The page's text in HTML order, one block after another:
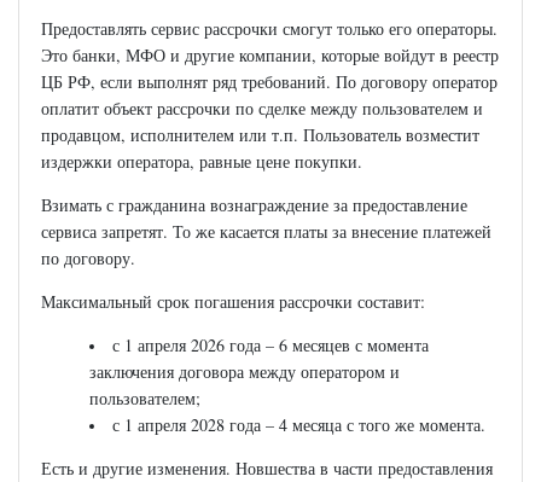
Предоставлять сервис рассрочки смогут только его операторы.
Это банки, МФО и другие компании, которые войдут в реестр
ЦБ РФ, если выполнят ряд требований. По договору оператор
оплатит объект рассрочки по сделке между пользователем и
продавцом, исполнителем или т.п. Пользователь возместит
издержки оператора, равные цене покупки.
Взимать с гражданина вознаграждение за предоставление
сервиса запретят. То же касается платы за внесение платежей
по договору.
Максимальный срок погашения рассрочки составит:
с 1 апреля 2026 года – 6 месяцев с момента
заключения договора между оператором и
пользователем;
с 1 апреля 2028 года – 4 месяца с того же момента.
Есть и другие изменения. Новшества в части предоставления